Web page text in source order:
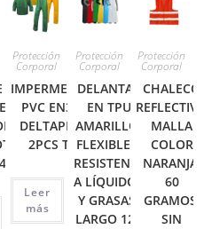
Protección
Corporal
IMPERMEABLE
PVC EN304
DELTAPLUS
2PCS T/L
Leer
más
Protección
Corporal
DELANTAL
EN TPU
AMARILLO,
FLEXIBLE Y
RESISTENTE
A LÍQUIDOS
Y GRASAS.
LARGO 120
Protección
Corporal
CHALECO
MALLA
COLOR
NARANJA,
60
GRAMOS,
SIN